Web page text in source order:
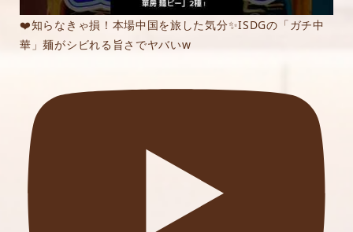
❤️知らなきゃ損！本場中国を旅した気分✨ISDGの「ガチ中
華」麺がシビれる旨さでヤバいw